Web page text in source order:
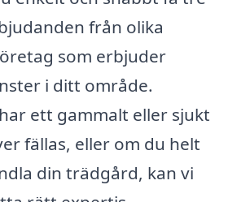
från olika
som erbjuder
i ditt område.
ett gammalt eller sjukt
fällas, eller om du helt
din trädgård, kan vi